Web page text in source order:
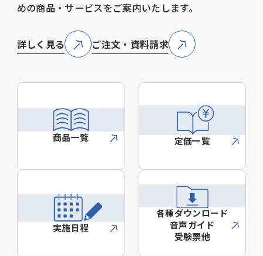
めの商品・サービスをご案内いたします。
詳しく見る ご注文・資料請求
商品一覧 定価一覧
実施日程
各種ダウンロード
音声ガイド
受験票他